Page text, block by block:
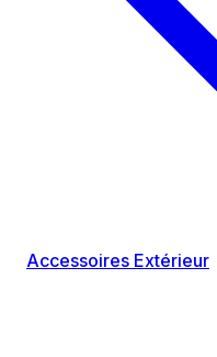
Accessoires Extérieur